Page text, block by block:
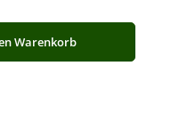
ein oder benutze die
Warenkorb